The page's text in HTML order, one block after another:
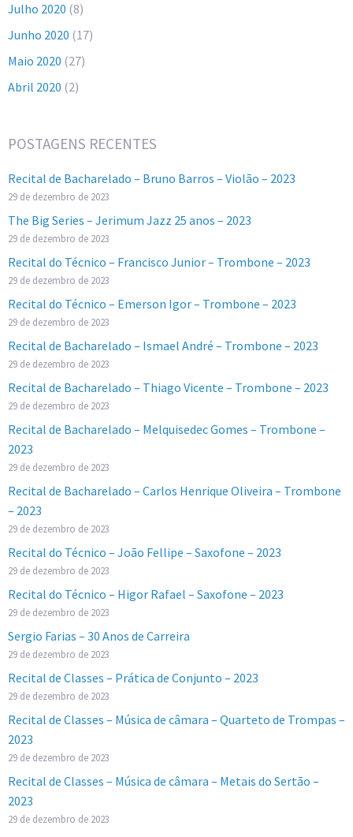
Julho 2020 (8)
Junho 2020 (17)
Maio 2020 (27)
Abril 2020 (2)
POSTAGENS RECENTES
Recital de Bacharelado – Bruno Barros – Violão – 2023
29 de dezembro de 2023
The Big Series – Jerimum Jazz 25 anos – 2023
29 de dezembro de 2023
Recital do Técnico – Francisco Junior – Trombone – 2023
29 de dezembro de 2023
Recital do Técnico – Emerson Igor – Trombone – 2023
29 de dezembro de 2023
Recital de Bacharelado – Ismael André – Trombone – 2023
29 de dezembro de 2023
Recital de Bacharelado – Thiago Vicente – Trombone – 2023
29 de dezembro de 2023
Recital de Bacharelado – Melquisedec Gomes – Trombone –
2023
29 de dezembro de 2023
Recital de Bacharelado – Carlos Henrique Oliveira – Trombone
– 2023
29 de dezembro de 2023
Recital do Técnico – João Fellipe – Saxofone – 2023
29 de dezembro de 2023
Recital do Técnico – Higor Rafael – Saxofone – 2023
29 de dezembro de 2023
Sergio Farias – 30 Anos de Carreira
29 de dezembro de 2023
Recital de Classes – Prática de Conjunto – 2023
29 de dezembro de 2023
Recital de Classes – Música de câmara – Quarteto de Trompas –
2023
29 de dezembro de 2023
Recital de Classes – Música de câmara – Metais do Sertão –
2023
29 de dezembro de 2023